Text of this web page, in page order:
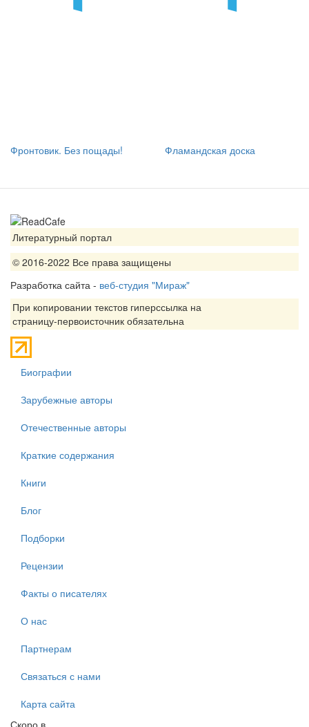
Фронтовик. Без пощады! Фламандская доска
Литературный портал
© 2016-2022 Все права защищены
Разработка сайта - веб-студия "Мираж"
При копировании текстов гиперссылка на
страницу-первоисточник обязательна
Биографии
Зарубежные авторы
Отечественные авторы
Краткие содержания
Книги
Блог
Подборки
Рецензии
Факты о писателях
О нас
Партнерам
Связаться с нами
Карта сайта